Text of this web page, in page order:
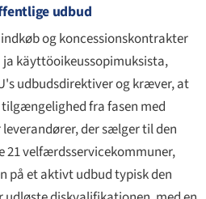
udbud
og koncessionskontrakter
käyttöoikeussopimuksista,
udbudsdirektiver og kræver, at
fra fasen med
der sælger til den
21 velfærdsservicekommuner,
på et aktivt udbud typisk den